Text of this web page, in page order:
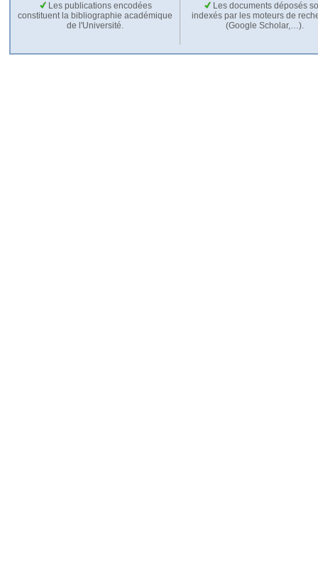
Les publications encodées
constituent la bibliographie académique
de l'Université.
Les documents déposés
indexés par les moteurs de
(Google Scholar,…).